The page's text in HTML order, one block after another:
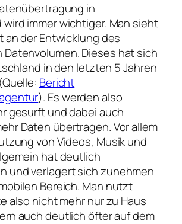
in
immer wichtiger. Man sieht
an der Entwicklung des
Dieses hat sich
in den letzten 5 Jahren
Bericht
). Es werden also
gesurft und dabei auch
Daten übertragen. Vor allem
von Videos, Musik und
hat deutlich
und verlagert sich zunehmen
Bereich. Man nutzt
also nicht mehr nur zu Haus
auch deutlich öfter auf dem